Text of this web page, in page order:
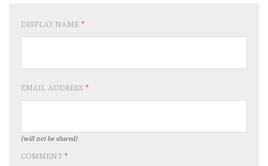
DISPLAY NAME *
EMAIL ADDRESS *
(will not be shared)
COMMENT *